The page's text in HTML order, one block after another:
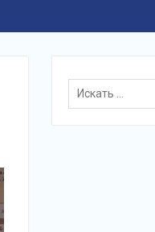
Поиск
для: